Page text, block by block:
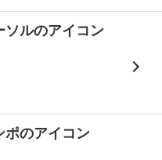
ソルのアイコン
ポのアイコン